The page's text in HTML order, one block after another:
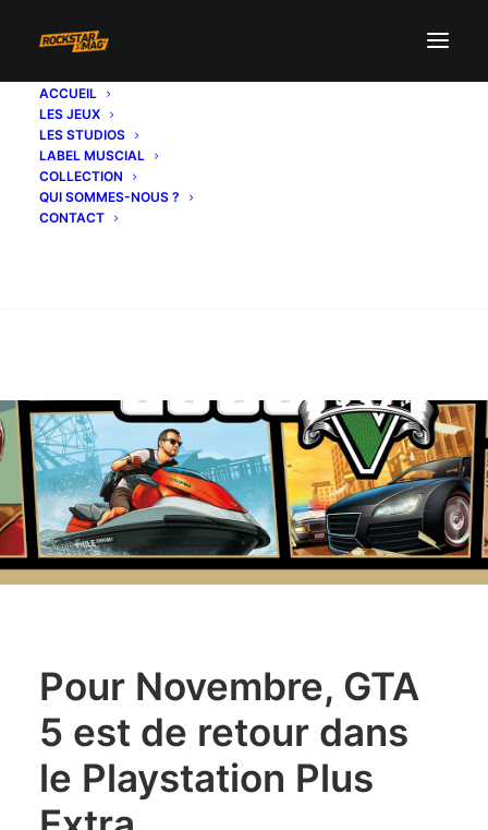
ACCUEIL
LES JEUX
LES STUDIOS
LABEL MUSCIAL
COLLECTION
QUI SOMMES-NOUS ?
CONTACT
Pour Novembre, GTA
5 est de retour dans
le Playstation Plus